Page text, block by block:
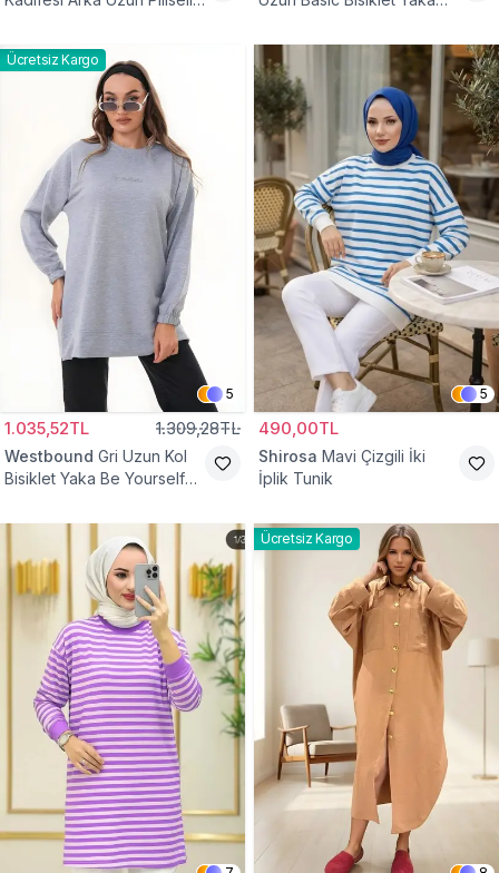
Ücretsiz Kargo
5
1.035,52TL 1.309,28TL
Westbound Gri Uzun Kol
Bisiklet Yaka Be Yourself
5
490,00TL
Shirosa Mavi Çizgili İki
İplik Tunik
Ücretsiz Kargo